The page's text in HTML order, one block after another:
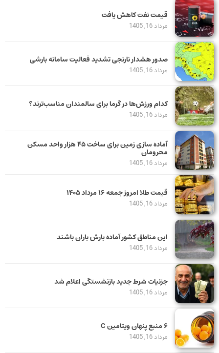
قیمت نفت کاهش یافت
مرداد 16, 1405
صدور هشدار نارنجی تشدید فعالیت سامانه بارشی
مرداد 16, 1405
کدام ورزش‌ها در گرما برای سالمندان مناسب‌ترند؟
مرداد 16, 1405
آماده سازی زمین برای ساخت ۴۵ هزار واحد مسکن
محرومان
مرداد 16, 1405
قیمت طلا امروز جمعه ۱۶ مرداد ۱۴۰۵
مرداد 16, 1405
این مناطق کشور آماده بارش باران باشند
مرداد 16, 1405
جزئیات شرط جدید بازنشستگی اعلام شد
مرداد 16, 1405
۶ منبع پنهان ویتامین C
مرداد 16, 1405